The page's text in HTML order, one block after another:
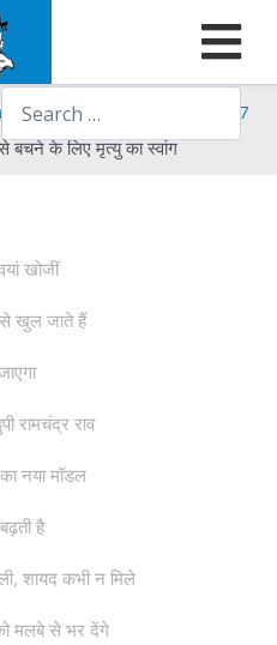
Search Srote
Srote - 2017
बचने के लिए मृत्यु का स्वांग
खोजीं
खुल जाते हैं
रामचंद्र राव
नया मॉडल
है
शायद कभी न मिले
मलबे से भर देंगे